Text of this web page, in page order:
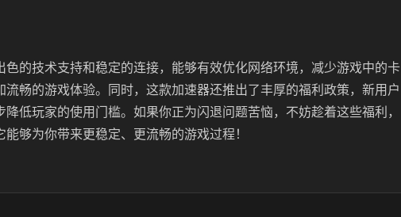
色的技术支持和稳定的连接，能够有效优化网络环境，减少游戏中的卡
流畅的游戏体验。同时，这款加速器还推出了丰厚的福利政策，新用户
低玩家的使用门槛。如果你正为闪退问题苦恼，不妨趁着这些福利，
够为你带来更稳定、更流畅的游戏过程！